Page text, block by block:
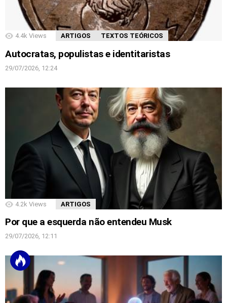
4.4k Views ARTIGOS TEXTOS TEÓRICOS
Autocratas, populistas e identitaristas
29/07/2026, 12:24
4.2k Views ARTIGOS
Por que a esquerda não entendeu Musk
29/07/2026, 12:11